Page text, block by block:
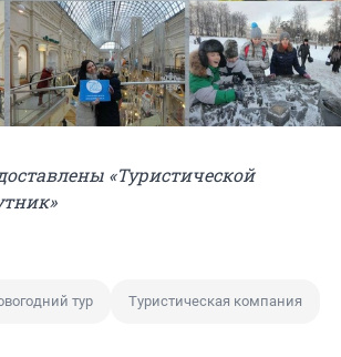
«Туристической
тур Туристическая компания